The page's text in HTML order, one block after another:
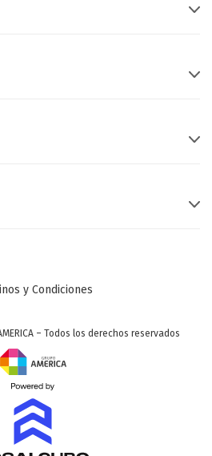
y Condiciones
– Todos los derechos reservados